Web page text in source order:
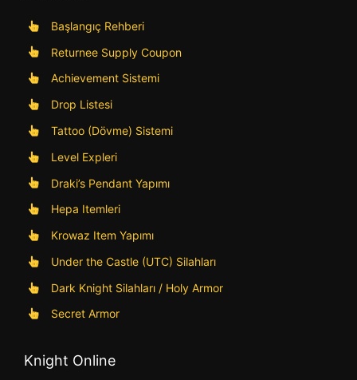
Başlangıç Rehberi
Returnee Supply Coupon
Achievement Sistemi
Drop Listesi
Tattoo (Dövme) Sistemi
Level Expleri
Draki’s Pendant Yapımı
Hepa Itemleri
Krowaz Item Yapımı
Under the Castle (UTC) Silahları
Dark Knight Silahları / Holy Armor
Secret Armor
Knight Online